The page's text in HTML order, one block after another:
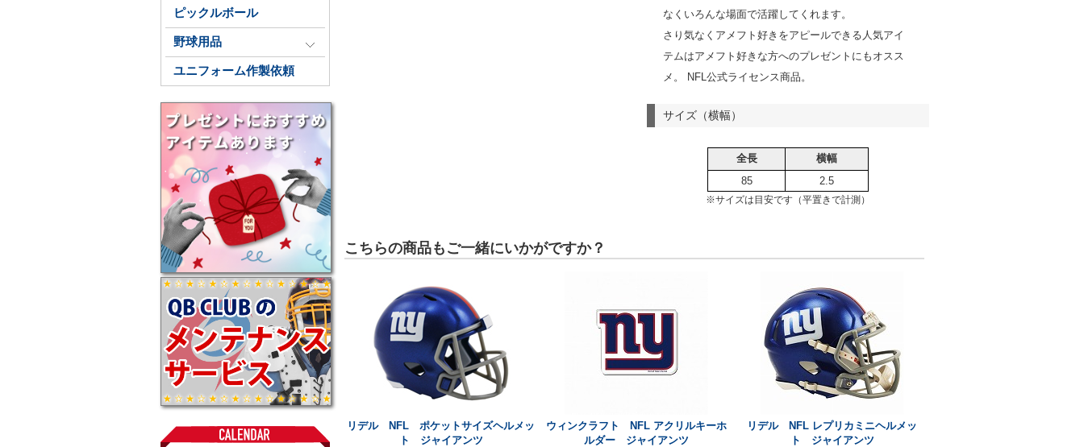
ピックルボール
野球用品
ユニフォーム作製依頼
なくいろんな場面で活躍してくれます。
さり気なくアメフト好きをアピールできる人気アイ
テムはアメフト好きな方へのプレゼントにもオスス
メ。 NFL公式ライセンス商品。
サイズ（横幅）
全長
横幅
85
2.5
※サイズは目安です（平置きで計測）
こちらの商品もご一緒にいかがですか？
リデル NFL ポケットサイズヘルメッ
ト ジャイアンツ
ウィンクラフト NFL アクリルキーホ
ルダー ジャイアンツ
リデル NFL レプリカミニヘルメッ
ト ジャイアンツ